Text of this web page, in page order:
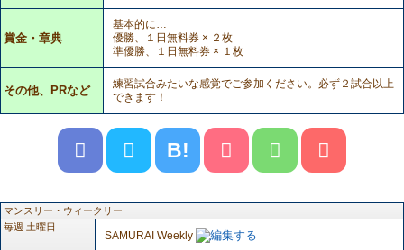
賞金・章典
基本的に…
優勝、１日無料券 × ２枚
準優勝、１日無料券 × １枚
その他、PRなど
練習試合みたいな感覚でご参加ください。必ず２試合以上
できます！
B!
マンスリー・ウィークリー
毎週 土曜日
SAMURAI Weekly